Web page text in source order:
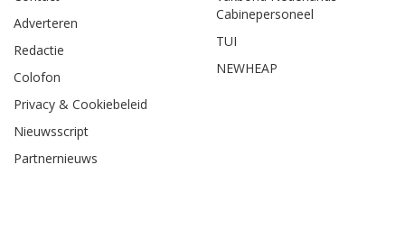
Adverteren
Redactie
Colofon
Privacy & Cookiebeleid
Nieuwsscript
Partnernieuws
Cabinepersoneel
TUI
NEWHEAP